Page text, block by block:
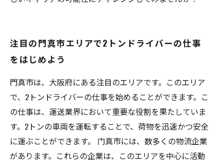
注目の門真市エリアで2トンドライバーの仕事
をはじめよう
門真市は、大阪府にある注目のエリアです。このエリア
で、2トンドライバーの仕事を始めることができます。こ
の仕事は、運送業界において重要な役割を果たしていま
す。2トンの車両を運転することで、荷物を迅速かつ安全
に運ぶことができます。 门真市には、数多くの物流企業
があります。これらの企業は、このエリアを中心に活動